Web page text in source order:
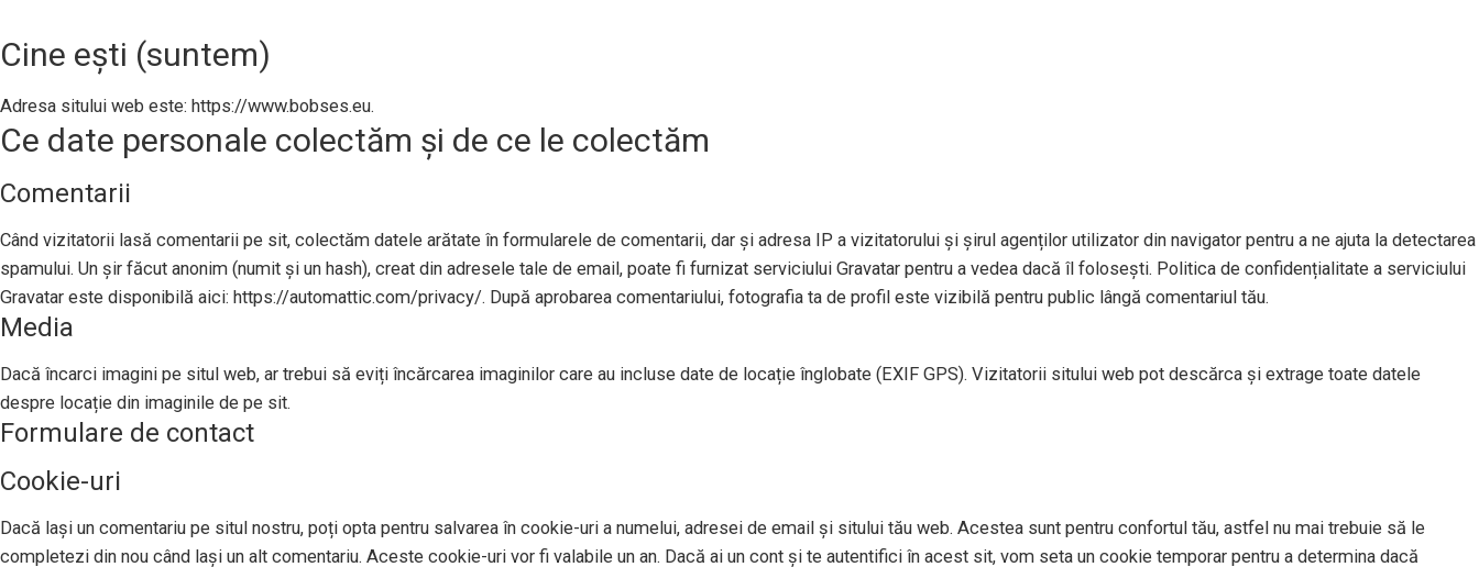
Cine ești (suntem)
Adresa sitului web este: https://www.bobses.eu.
Ce date personale colectăm și de ce le colectăm
Comentarii
Când vizitatorii lasă comentarii pe sit, colectăm datele arătate în formularele de comentarii, dar și adresa IP a vizitatorului și șirul agenților utilizator din navigator pentru a ne ajuta la detectarea
spamului. Un șir făcut anonim (numit și un hash), creat din adresele tale de email, poate fi furnizat serviciului Gravatar pentru a vedea dacă îl folosești. Politica de confidențialitate a serviciului
Gravatar este disponibilă aici: https://automattic.com/privacy/. După aprobarea comentariului, fotografia ta de profil este vizibilă pentru public lângă comentariul tău.
Media
Dacă încarci imagini pe situl web, ar trebui să eviți încărcarea imaginilor care au incluse date de locație înglobate (EXIF GPS). Vizitatorii sitului web pot descărca și extrage toate datele
despre locație din imaginile de pe sit.
Formulare de contact
Cookie-uri
Dacă lași un comentariu pe situl nostru, poți opta pentru salvarea în cookie-uri a numelui, adresei de email și sitului tău web. Acestea sunt pentru confortul tău, astfel nu mai trebuie să le
completezi din nou când lași un alt comentariu. Aceste cookie-uri vor fi valabile un an. Dacă ai un cont și te autentifici în acest sit, vom seta un cookie temporar pentru a determina dacă